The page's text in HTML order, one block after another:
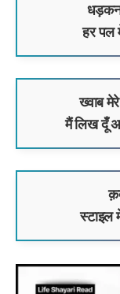
धड़कन
हर पल
ख्वाब
मैं लिख दूँ
स्टाइल